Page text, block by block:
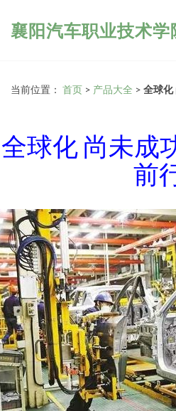
襄阳汽车职业技术学
当前位置： 首页 > 产品大全 > 全球化
全球化 尚未成
前